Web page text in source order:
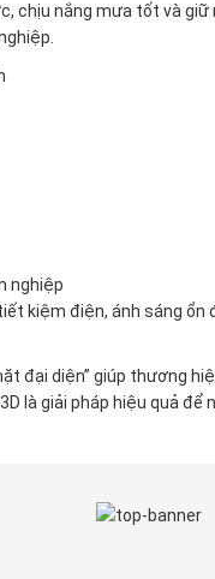
chịu nắng mưa tốt và giữ
nghiệp
kiệm điện, ánh sáng
đại diện” giúp thương
là giải pháp hiệu quả